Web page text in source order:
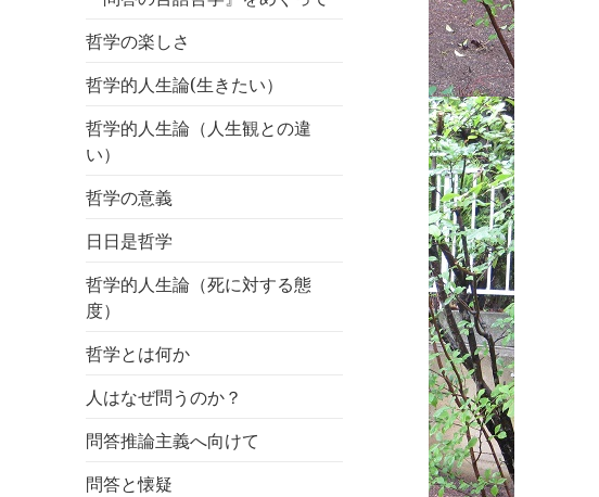
哲学の楽しさ
哲学的人生論(生きたい）
哲学的人生論（人生観との違
い）
哲学の意義
日日是哲学
哲学的人生論（死に対する態
度）
哲学とは何か
人はなぜ問うのか？
問答推論主義へ向けて
問答と懐疑